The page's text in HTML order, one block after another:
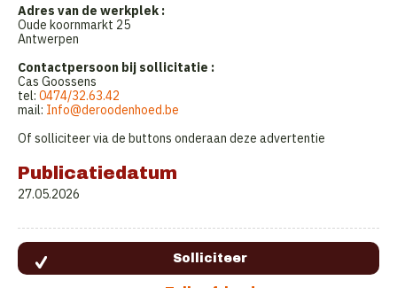
Adres van de werkplek :
Oude koornmarkt 25
Antwerpen
Contactpersoon bij sollicitatie :
Cas Goossens
tel: 0474/32.63.42
mail: Info@deroodenhoed.be
Of solliciteer via de buttons onderaan deze advertentie
Publicatiedatum
27.05.2026